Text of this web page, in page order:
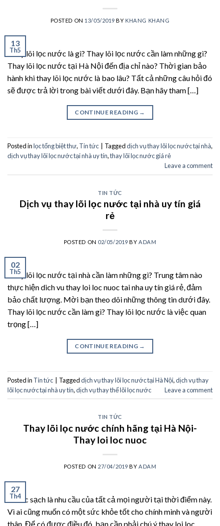
POSTED ON 13/05/2019 BY KHANG KHANG
13
Th5
Thay lõi lọc nước là gì? Thay lõi lọc nước cần làm những gì?
Thay lõi lọc nước tại Hà Nội đến địa chỉ nào? Thời gian bảo
hành khi thay lõi lọc nước là bao lâu? Tất cả những câu hỏi đó
sẽ được trả lời trong bài viết dưới đây. Bạn hãy tham […]
CONTINUE READING →
Posted inlọc tổng biệt thư, Tin tức Taggeddịch vụ thay lõi lọc nước tại nhà,
dịch vụ thay lõi lọc nước tại nhà uy tín,thay lõi lọc nước giá rẻ
Leave a comment
TIN TỨC
Dịch vụ thay lõi lọc nước tại nhà uy tín giá
rẻ
POSTED ON 02/05/2019 BYADAM
02
Th5
Thay lõi lọc nước tại nhà cần làm những gì? Trung tâm nào
thực hiện dich vu thay loi loc nuoc tai nha uy tín giá rẻ, đảm
bảo chất lượng. Mời bạn theo dõi những thông tin dưới đây.
Thay lõi lọc nước cần làm gì? Thay lõi lọc nước là việc quan
trọng […]
CONTINUE READING →
Posted in Tin tức Taggeddịch vụ thay lõi lọc nước tại Hà Nội,dịch vụ thay
lõi lọc nước tại nhà uy tín,dịch vụ thay thế lõi lọc nước Leave a comment
TIN TỨC
Thay lõi lọc nước chính hãng tại Hà Nội-
Thay loi loc nuoc
POSTED ON 27/04/2019 BYADAM
27
Th4
Nước sạch là nhu cầu của tất cả mọi người tại thời điểm này.
Vì ai cũng muốn có một sức khỏe tốt cho chính mình và người
thân. Để có được điều đó, bạn cần phải chú ý thay loi loc